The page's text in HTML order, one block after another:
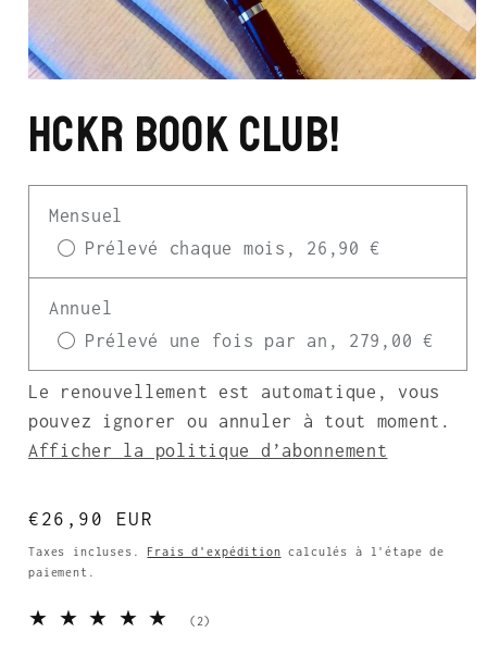
média
dans
fenêtre
HCKR BOOK CLUB!
Mensuel
Prélevé chaque mois, 26,90 €
Annuel
Prélevé une fois par an, 279,00 €
Le renouvellement est automatique, vous
pouvez ignorer ou annuler à tout moment.
Afficher la politique d’abonnement
Prix
habituel
€26,90 EUR
Taxes incluses. Frais d'expédition calculés à l'étape de
paiement.
(2)